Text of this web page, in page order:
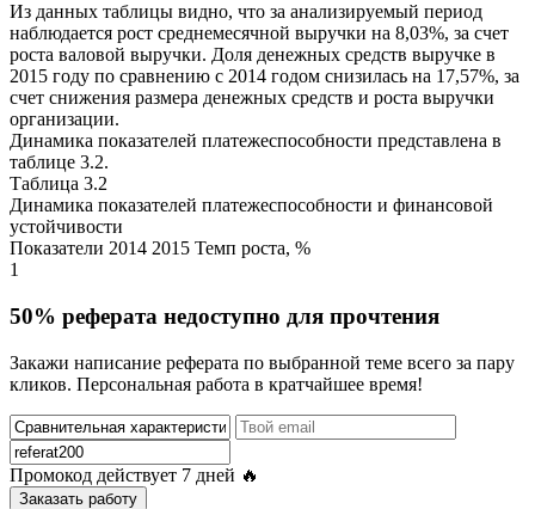
Из данных таблицы видно, что за анализируемый период
наблюдается рост среднемесячной выручки на 8,03%, за счет
роста валовой выручки. Доля денежных средств выручке в
2015 году по сравнению с 2014 годом снизилась на 17,57%, за
счет снижения размера денежных средств и роста выручки
организации.
Динамика показателей платежеспособности представлена в
таблице 3.2.
Таблица 3.2
Динамика показателей платежеспособности и финансовой
устойчивости
Показатели 2014 2015 Темп роста, %
1
50% реферата недоступно для прочтения
Закажи написание реферата по выбранной теме всего за пару
кликов. Персональная работа в кратчайшее время!
Промокод действует 7 дней 🔥
Заказать работу